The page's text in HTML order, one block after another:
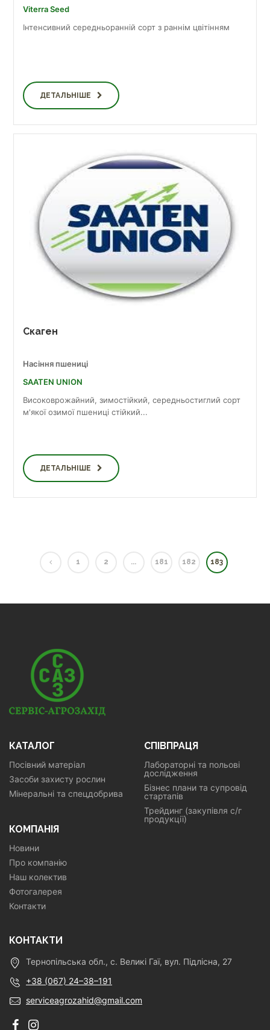
Viterra Seed
Інтенсивний середньоранній сорт з раннім цвітінням
ДЕТАЛЬНІШЕ
Скаген
Насіння пшениці
SAATEN UNION
Високоврожайний, зимостійкий, середньостиглий сорт
м'якої озимої пшениці стійкий...
ДЕТАЛЬНІШЕ
1 2 ... 181 182 183
КАТАЛОГ
Посівний матеріал
Засоби захисту рослин
Мінеральні та спецдобрива
СПІВПРАЦЯ
Лабораторні та польові
дослідження
Бізнес плани та супровід
стартапів
Трейдинг (закупівля с/г
продукції)
КОМПАНІЯ
Новини
Про компанію
Наш колектив
Фотогалерея
Контакти
КОНТАКТИ
Тернопільська обл., с. Великі Гаї, вул. Підлісна, 27
+38 (067) 24–38–191
serviceagrozahid@gmail.com